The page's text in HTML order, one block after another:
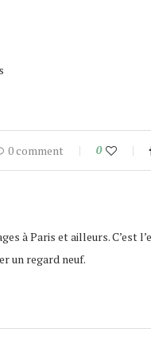
0 comment 0
à Paris et ailleurs.
un regard neuf.